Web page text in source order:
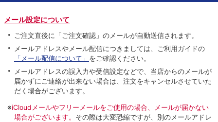
メール設定について
ご注文直後に「ご注文確認」のメールが自動送信されます。
メールアドレスやメール配信につきましては、ご利用ガイドの
「メール配信について」 をご確認ください。
メールアドレスの誤入力や受信設定などで、当店からのメールが
届かずにご連絡が出来ない場合は、注文をキャンセルさせていた
だく場合がございます。
※iCloudメールやフリーメールをご使用の場合、メールが届かない
場合がございます。 その際は大変恐縮ですが、別のメールアドレ